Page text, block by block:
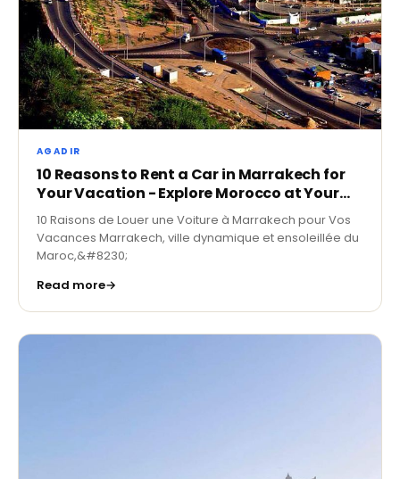
AGADIR
10 Reasons to Rent a Car in Marrakech for
Your Vacation - Explore Morocco at Your
Own Pace
10 Raisons de Louer une Voiture à Marrakech pour Vos
Vacances Marrakech, ville dynamique et ensoleillée du
Maroc,&#8230;
Read more